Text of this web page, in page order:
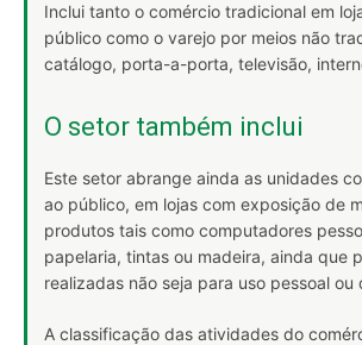
Inclui tanto o comércio tradicional em
público como o varejo por meios não
catálogo, porta-a-porta, televisão,
O setor também inclui
Este setor abrange ainda as unidades
ao público, em lojas com exposição de
produtos tais como computadores
papelaria, tintas ou madeira, ainda que
realizadas não seja para uso pessoal ou
A classificação das atividades do